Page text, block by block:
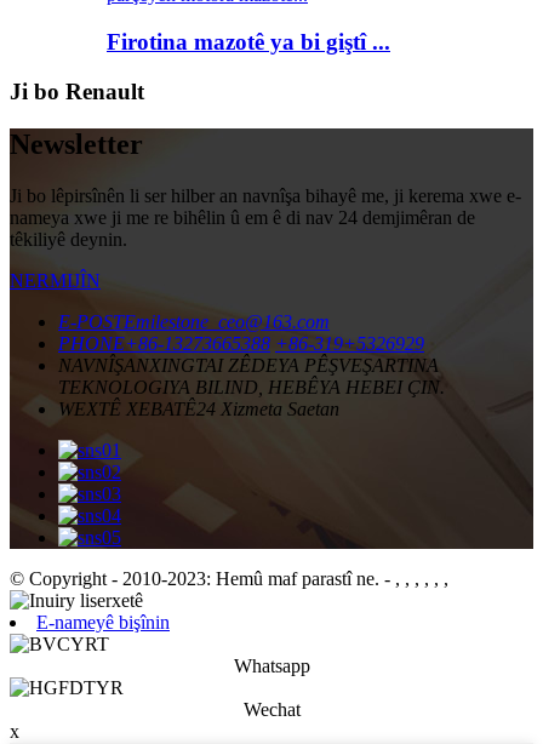
Firotina mazotê ya bi giştî ...
Ji bo Renault
Newsletter
Ji bo lêpirsînên li ser hilber an navnîşa bihayê me, ji kerema xwe e-
nameya xwe ji me re bihêlin û em ê di nav 24 demjimêran de
têkiliyê deynin.
NERMIJÎN
E-POSTEmilestone_ceo@163.com
PHONE+86-13273665388 +86-319+5326929
NAVNÎŞANXINGTAI ZÊDEYA PÊŞVEŞARTINA
TEKNOLOGIYA BILIND, HEBÊYA HEBEI ÇIN.
WEXTÊ XEBATÊ24 Xizmeta Saetan
© Copyright - 2010-2023: Hemû maf parastî ne. - , , , , , ,
E-nameyê bişînin
Whatsapp
Wechat
x